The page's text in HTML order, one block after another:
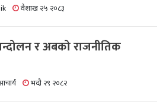
वैशाख २५ २०८३
र अबको राजनीतिक
भदौ २९ २०८२